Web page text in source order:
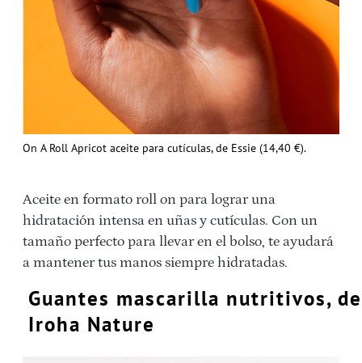
On A Roll Apricot aceite para cutículas, de Essie (14,40 €).
Aceite en formato roll on para lograr una
hidratación intensa en uñas y cutículas. Con un
tamaño perfecto para llevar en el bolso, te ayudará
a mantener tus manos siempre hidratadas.
Guantes mascarilla nutritivos, de
Iroha Nature